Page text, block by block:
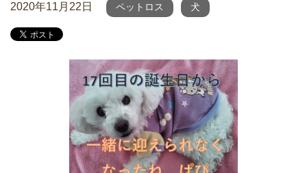
2020年11月22日 ペットロス 犬